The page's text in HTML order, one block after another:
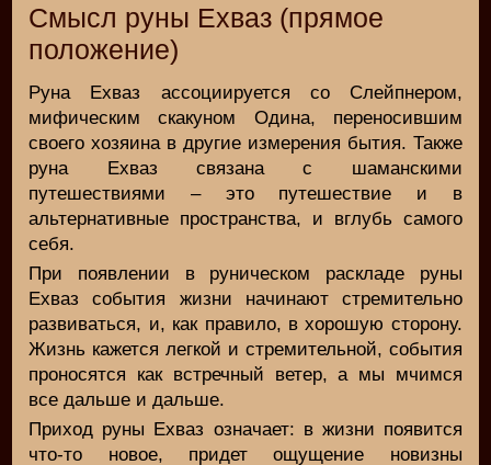
Смысл руны Ехваз (прямое
положение)
Руна Ехваз ассоциируется со Слейпнером,
мифическим скакуном Одина, переносившим
своего хозяина в другие измерения бытия. Также
руна Ехваз связана с шаманскими
путешествиями – это путешествие и в
альтернативные пространства, и вглубь самого
себя.
При появлении в руническом раскладе руны
Ехваз события жизни начинают стремительно
развиваться, и, как правило, в хорошую сторону.
Жизнь кажется легкой и стремительной, события
проносятся как встречный ветер, а мы мчимся
все дальше и дальше.
Приход руны Ехваз означает: в жизни появится
что-то новое, придет ощущение новизны